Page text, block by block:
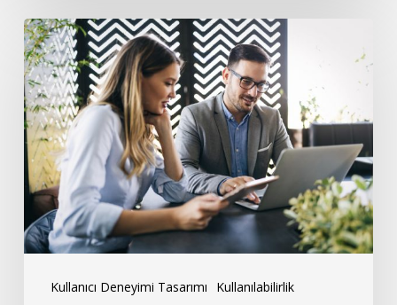
Kullanıcı Deneyimi Tasarımı
Kullanılabilirlik
Mikro
Etkileşimlerin
(Micro
Interactions)
Kullanıcı
Etkileşimi
ve
Memnuniyeti
Üzerindeki
Etkisi